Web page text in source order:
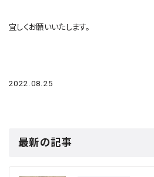
宜しくお願いいたします。
2022.08.25
最新の記事